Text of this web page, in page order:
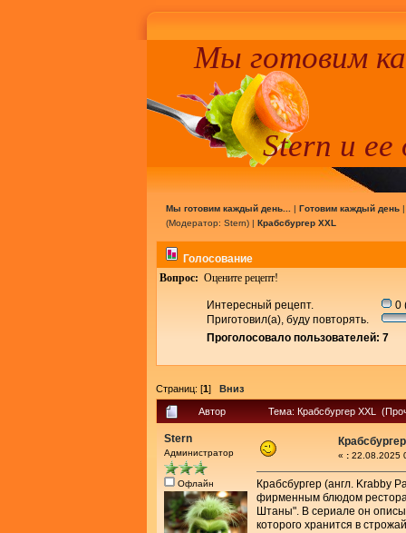
Мы готовим
Stern и ее
Мы готовим каждый день... | Готовим каждый день
(Модератор: Stern) | Крабсбургер XXL
Голосование
Вопрос: Оцените рецепт!
Интересный рецепт.
0
Приготовил(а), буду повторять.
Проголосовало пользователей: 7
Страниц: [1] Вниз
Автор Тема: Крабсбургер XXL
Stern
Администратор
Офлайн
« : 22.08.2025
Крабсбургер (англ. Krabby
фирменным блюдом
Штаны". В сериале он
которого хранится в